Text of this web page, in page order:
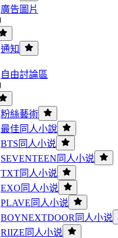
廣告圖片
通知
自由討論區
粉絲藝術
最佳同人小說
BTS同人小说
SEVENTEEN同人小说
TXT同人小说
EXO同人小说
PLAVE同人小说
BOYNEXTDOOR同人小说
RIIZE同人小说